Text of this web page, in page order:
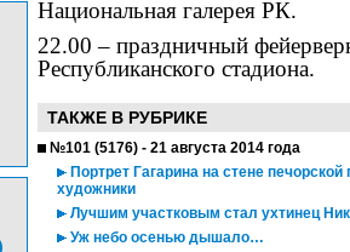
Национальная галерея РК.
22.00 – праздничный
Республиканского стадиона.
ТАКЖЕ В РУБРИКЕ
№101 (5176) - 21 августа 2014 года
Портрет Гагарина на стене
художники
Лучшим участковым стал ухтинец
Уж небо осенью дышало…